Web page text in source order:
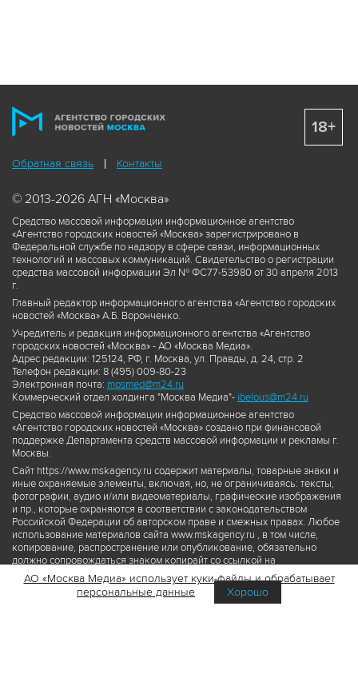
Обратная связь Контакты
© 2013-2026 АГН «Москва»
Средство массовой информации информационное агентство
«Агентство городских новостей «Москва» зарегистрировано в
Федеральной службе по надзору в сфере связи, информационных
технологий и массовых коммуникаций. Свидетельство о регистрации
средства массовой информации Эл № ФС77-53980 от 30 апреля 2013
г.
Главный редактор информационного агентства «Агентство городских
новостей «Москва» А.Б. Воронченко.
Учредитель и редакция информационного агентства «Агентство
городских новостей «Москва» - АО «Москва Медиа».
Адрес редакции: 125124, РФ, г. Москва, ул. Правды, д. 24, стр. 2
Телефон редакции: 8 (495) 009-80-23
Электронная почта: mosmed@m24.ru
Коммерческий отдел холдинга "Москва Медиа"- ibelous@m24.ru
Средство массовой информации информационное агентство
«Агентство городских новостей «Москва» создано при финансовой
поддержке Департамента средств массовой информации и рекламы г.
Москвы.
Сайт https://www.mskagency.ru содержит материалы, товарные знаки и
иные охраняемые элементы, включая, но, не ограничиваясь: тексты,
фотографии, аудио и/или видеоматериалы, графические изображения
и пр., которые охраняются в соответствии с законодательством
Российской Федерации об авторском праве и смежных правах. Любое
использование материалов сайта www.mskagency.ru , в том числе,
копирование, распространение или опубликование, обязательно
должно сопровождаться знаком копирайт со ссылкой на
правообладателя © АО «Москва Медиа», а также гиперссылкой на сайт
www.mskagency.ru как на первоисточник информации. Переработка
материалов сайта www.mskagency.ru не допускается.
18+
АО «Москва Медиа» использует куки-файлы и обрабатывает
персональные данные
Хорошо